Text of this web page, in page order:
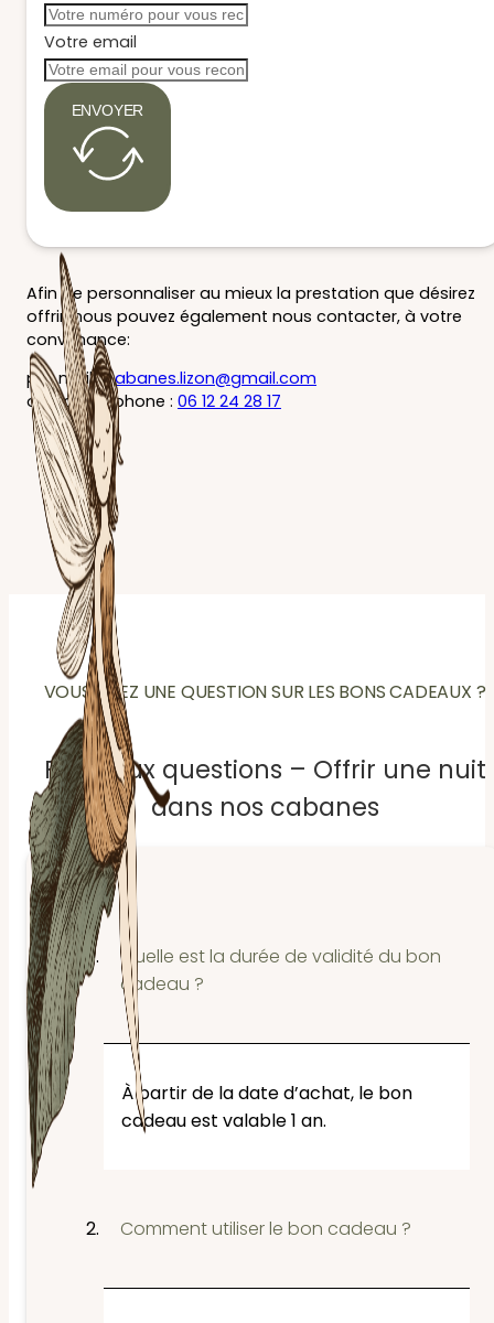
Votre email
ENVOYER
Afin de personnaliser au mieux la prestation que désirez
offrir, nous pouvez également nous contacter, à votre
convenance:
par mail :cabanes.lizon@gmail.com
ou par téléphone : 06 12 24 28 17
VOUS AVEZ UNE QUESTION SUR LES BONS CADEAUX ?
Foire aux questions – Offrir une nuit
dans nos cabanes
Quelle est la durée de validité du bon
cadeau ?
À partir de la date d’achat, le bon
cadeau est valable 1 an.
Comment utiliser le bon cadeau ?